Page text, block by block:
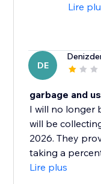
Lire
DE
garbage and
I will no longer
will be
2026. They
taking a
Lire plus